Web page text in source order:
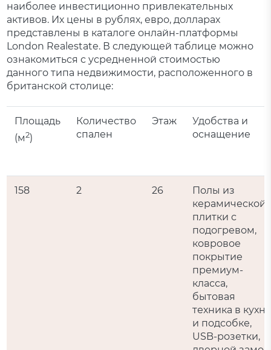
наиболее инвестиционно привлекательных
активов. Их цены в рублях, евро, долларах
представлены в каталоге онлайн-платформы
London Realestate. В следующей таблице можно
ознакомиться с усредненной стоимостью
данного типа недвижимости, расположенного в
британской столице:
Площадь
(м2)
Количество
спален
Этаж
Удобства и
оснащение
158 2 26
Полы из
керамической
плитки с
подогревом,
ковровое
покрытие
премиум-
класса,
бытовая
техника в
и подсобке,
USB-розетки,